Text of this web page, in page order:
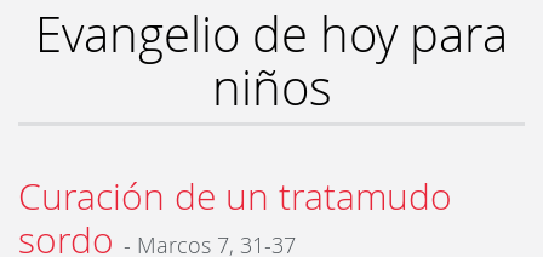
Evangelio de hoy para
niños
Curación de un tratamudo
sordo - Marcos 7, 31-37